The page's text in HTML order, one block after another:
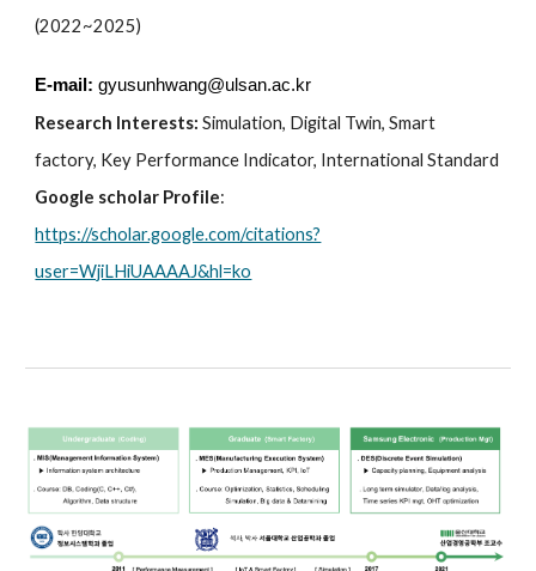
(2022~2025)
E-mail:gyusunhwang@ulsan.ac.kr
Research Interests:Simulation, Digital Twin, Smart
factory, Key Performance Indicator, International Standard
Google scholar Profile:
https://scholar.google.com/citations?
user=WjiLHiUAAAAJ&hl=ko